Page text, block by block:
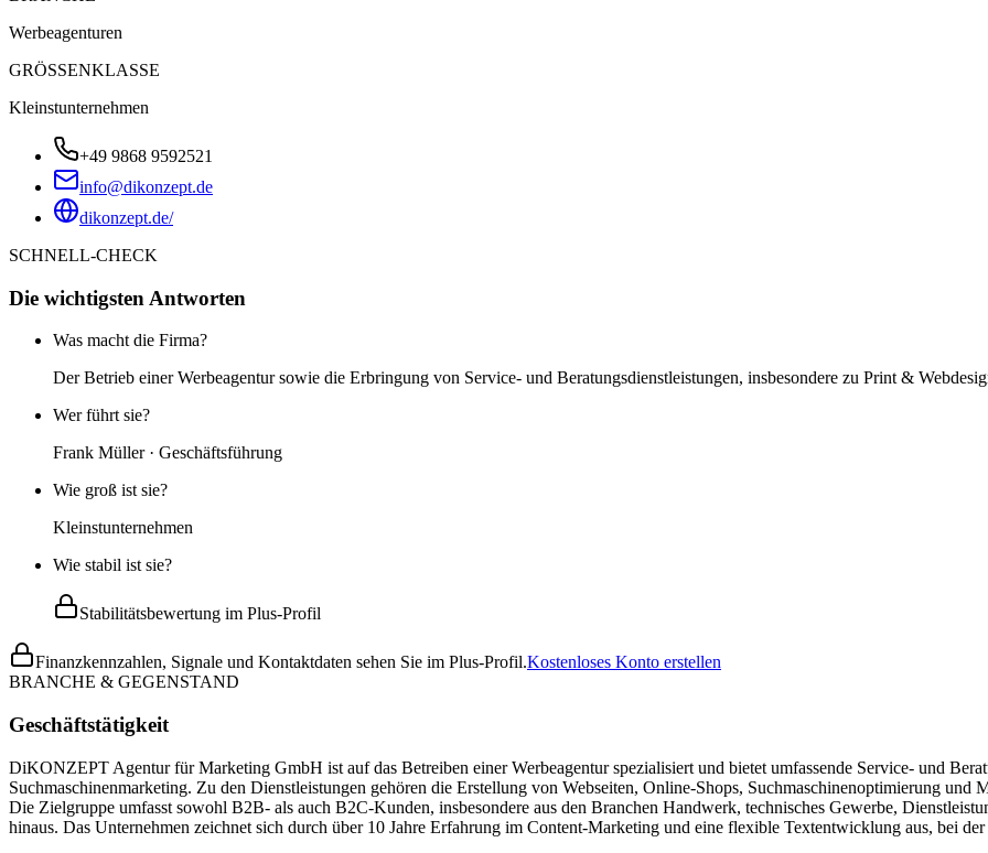
Werbeagenturen
GRÖSSENKLASSE
Kleinstunternehmen
+49 9868 9592521
info@dikonzept.de
dikonzept.de/
SCHNELL-CHECK
Die wichtigsten Antworten
Was macht die Firma?
Der Betrieb einer Werbeagentur sowie die Erbringung von Service- und Beratungsdienstleistungen, insbesondere zu Print &
Wer führt sie?
Frank Müller · Geschäftsführung
Wie groß ist sie?
Kleinstunternehmen
Wie stabil ist sie?
Stabilitätsbewertung im Plus-Profil
Finanzkennzahlen, Signale und Kontaktdaten sehen Sie im Plus-Profil.Kostenloses Konto erstellen
BRANCHE & GEGENSTAND
Geschäftstätigkeit
DiKONZEPT Agentur für Marketing GmbH ist auf das Betreiben einer Werbeagentur spezialisiert und bietet umfassende Service- und
Suchmaschinenmarketing. Zu den Dienstleistungen gehören die Erstellung von Webseiten, Online-Shops, Suchmaschinenoptimierung
Die Zielgruppe umfasst sowohl B2B- als auch B2C-Kunden, insbesondere aus den Branchen Handwerk, technisches Gewerbe,
hinaus. Das Unternehmen zeichnet sich durch über 10 Jahre Erfahrung im Content-Marketing und eine flexible Textentwicklung aus, bei